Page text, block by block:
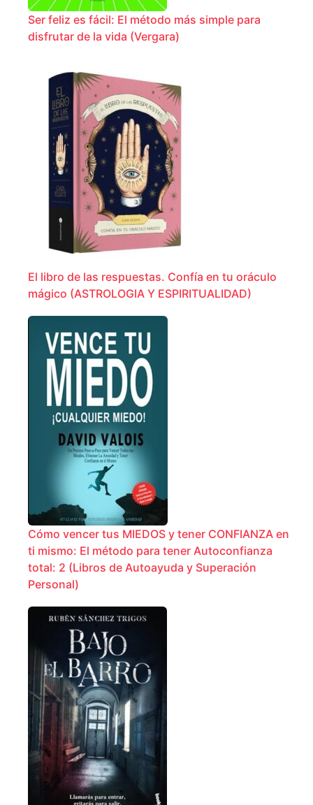
Ser feliz es fácil: El método más simple para
disfrutar de la vida (Vergara)
El libro de las respuestas. Confía en tu oráculo
mágico (ASTROLOGIA Y ESPIRITUALIDAD)
Cómo vencer tus MIEDOS y tener CONFIANZA en
ti mismo: El método para tener Autoconfianza
total: 2 (Libros de Autoayuda y Superación
Personal)